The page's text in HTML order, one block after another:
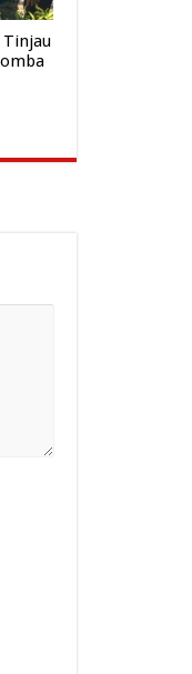
Tinjau